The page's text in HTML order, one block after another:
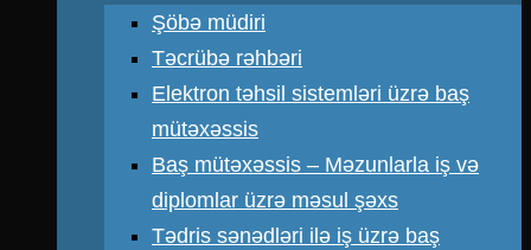
Şöbə müdiri
Təcrübə rəhbəri
Elektron təhsil sistemləri üzrə baş
mütəxəssis
Baş mütəxəssis – Məzunlarla iş və
diplomlar üzrə məsul şəxs
Tədris sənədləri ilə iş üzrə baş